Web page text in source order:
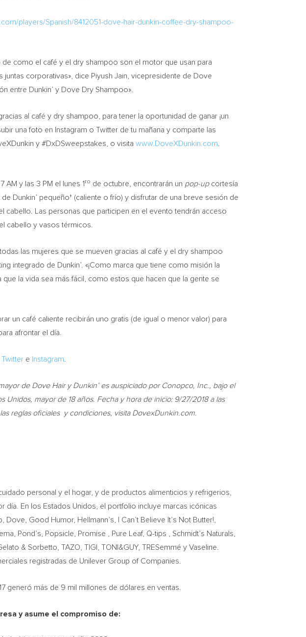
players/Spanish/8412051-dove-hair-dunkin-coffee-dry-shampoo-
como el café y el dry shampoo son el motor que usan para
juntas corporativas», dice Piyush Jain , vicepresidente de Dove
entre Dunkin’ y Dove Dry Shampoo».
al café y dry shampoo, para tener la oportunidad de ganar ¡un
una foto en Instagram o Twitter de tu mañana y comparte las
y #DxDSweepstakes, o visita www.DoveXDunkin.com
7 AM y las 3 PM el lunes 1 ro de octubre, encontrarán un pop-upcortesía
Dunkin’ pequeño† (caliente o frío) y disfrutar de una breve sesión de
Las personas que participen en el evento tendrán acceso
cabello y vasos térmicos.
las mujeres que se mueven gracias al café y el dry shampoo
integrado de Dunkin’. «¡Como marca que tiene como misión la
la vida sea más fácil, como estos que hacen que la gente se
un café caliente recibirán uno gratis (de igual o menor valor) para
afrontar el día.
Twitter e Instagram
de Dove Hair y Dunkin’ es auspiciado por Conopco, Inc., bajo el
Unidos, mayor de 18 años. Fecha y hora de inicio: 9/27/2018a las
reglas oficiales y condiciones, visita DovexDunkin.com.
personal y el hogar, y de productos alimenticios y refrigerios,
En los Estados Unidos, el portfolio incluye marcas icónicas
Good Humor, Hellmann’s, I Can’t Believe It’s Not Butter!,
Pond’s, Popsicle, Promise , Pure Leaf, Q-tips , Schmidt’s Naturals,
& Sorbetto, TAZO, TIGI, TONI&GUY, TRESemmé y Vaseline.
registradas de Unilever Group of Companies.
generó más de 9 mil millones de dólares en ventas.
y asume el compromiso de: